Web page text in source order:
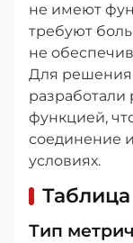
не имеют
требуют
не
Для
функцией,
соединение
условиях.
Тип